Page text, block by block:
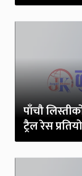
पाँचौ
ट्रैल रेस